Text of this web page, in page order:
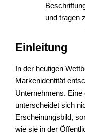
und tragen
Einleitung
In der heutigen
Markenidentität
Unternehmens.
unterscheidet sich
Erscheinungsbild,
wie sie in der